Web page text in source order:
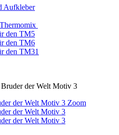
Aufkleber
den TM5
den TM6
den TM31
Bruder der Welt Motiv 3
Zoom